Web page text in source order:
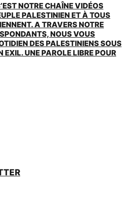
NOTRE CHAÎNE VIDÉOS
PALESTINIEN ET À TOUS
A TRAVERS NOTRE
NOUS VOUS
DES PALESTINIENS SOUS
EXIL. UNE PAROLE LIBRE POUR